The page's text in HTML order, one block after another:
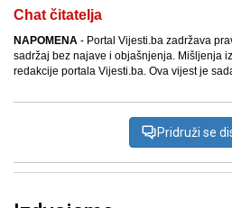
Chat čitatelja
NAPOMENA - Portal Vijesti.ba zadržava
sadržaj bez najave i objašnjenja. Mišljenja
redakcije portala Vijesti.ba. Ova vijest je
Pridruži se